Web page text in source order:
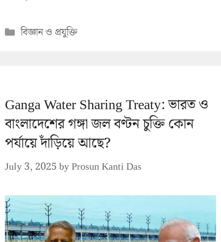
Categories
বিজ্ঞান ও প্রযুক্তি
Ganga Water Sharing Treaty: ভারত ও
বাংলাদেশের গঙ্গা জল বণ্টন চুক্তি কোন
পর্যায়ে দাঁড়িয়ে আছে?
July 3, 2025byProsun Kanti Das